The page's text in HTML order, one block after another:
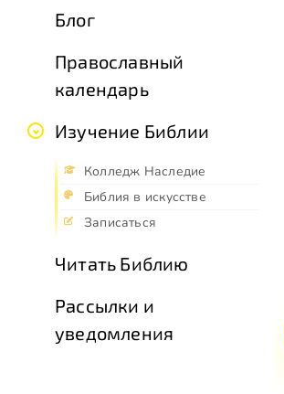
Блог
Православный
календарь
Изучение Библии
Колледж Наследие
Библия в искусстве
Записаться
Читать Библию
Рассылки и
уведомления